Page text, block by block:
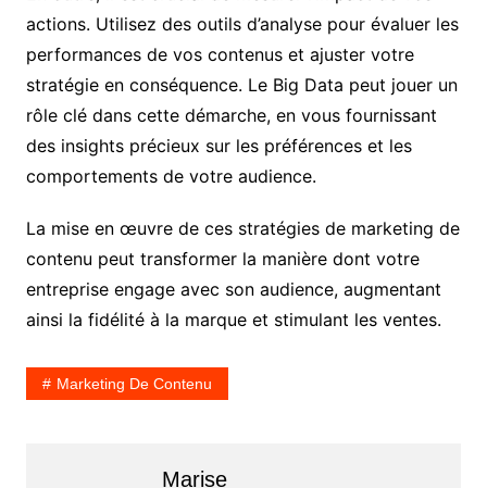
actions. Utilisez des outils d’analyse pour évaluer les
performances de vos contenus et ajuster votre
stratégie en conséquence. Le Big Data peut jouer un
rôle clé dans cette démarche, en vous fournissant
des insights précieux sur les préférences et les
comportements de votre audience.
La mise en œuvre de ces stratégies de marketing de
contenu peut transformer la manière dont votre
entreprise engage avec son audience, augmentant
ainsi la fidélité à la marque et stimulant les ventes.
Marketing De Contenu
Marise